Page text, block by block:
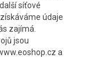
síťové
údaje
zajímá.
jsou
a